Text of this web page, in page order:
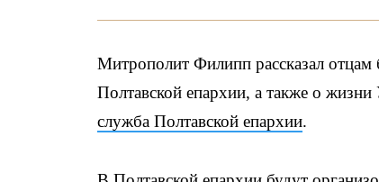
Митрополит Филипп рассказал
Полтавской епархии, а также о
служба Полтавской епархии.